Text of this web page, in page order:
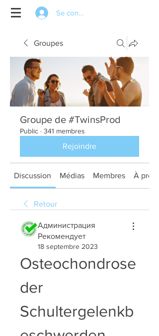
Se connecter
Groupes
Groupe de #TwinsProd
Public · 341 membres
Rejoindre
Discussion Médias Membres À
Retour
Администрация
Рекомендует
18 septembre 2023
Osteochondrose
der
Schultergelenkb